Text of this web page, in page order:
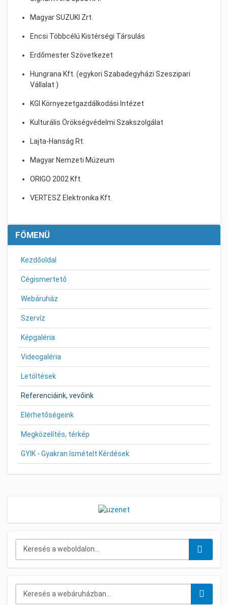
FŐMENÜ
Kezdőoldal
Cégismertető
Webáruház
Szervíz
Képgaléria
Videogaléria
Letöltések
Referenciáink, vevőink
Elérhetőségeink
Megközelítés, térkép
GYIK - Gyakran Ismételt Kérdések
Magyar SUZUKI Zrt.
Encsi Többcélú Kistérségi Társulás
Erdőmester Szövetkezet
Hungrana Kft. (egykori Szabadegyházi Szeszipari
Vállalat )
KGI Környezetgazdálkodási Intézet
Kulturális Örökségvédelmi Szakszolgálat
Lajta-Hanság Rt.
Magyar Nemzeti Múzeum
ORIGO 2002 Kft.
VERTESZ Elektronika Kft.
Keresés a webáruházban...